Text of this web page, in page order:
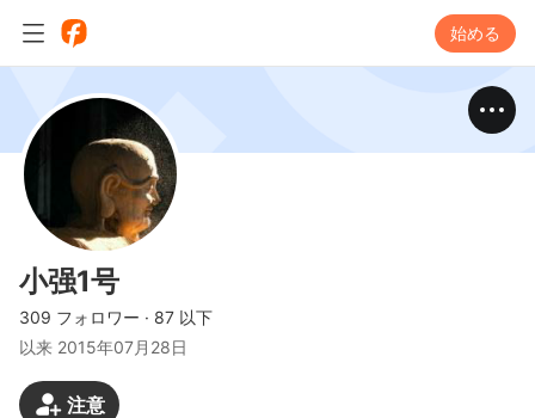
始める
小强1号
309 フォロワー · 87 以下
以来 2015年07月28日
注意